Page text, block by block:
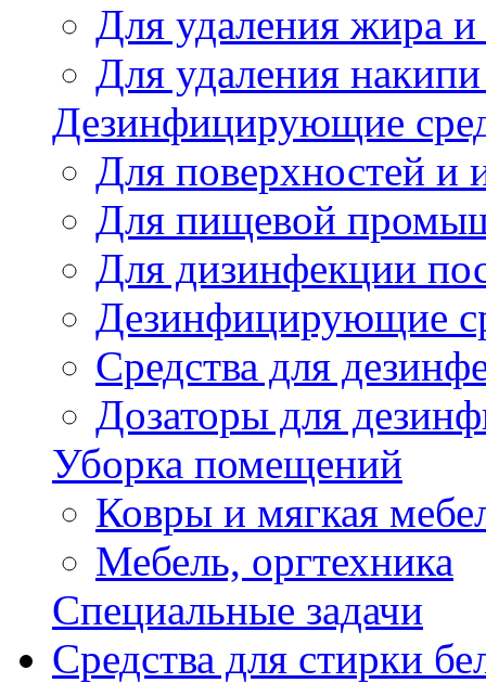
Для удаления жира и
Для удаления
Дезинфицирующие
Для поверхностей и
Для пищевой
Для дизинфекции
Дезинфицирующие
Cредства для
Дозаторы для
Уборка помещений
Ковры и мягкая
Мебель, оргтехника
Специальные задачи
Средства для стирки